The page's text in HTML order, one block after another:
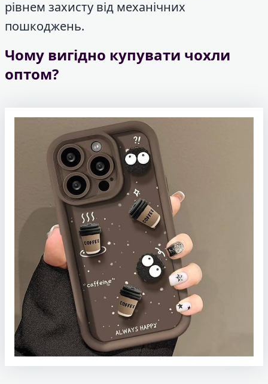
рівнем захисту від механічних
пошкоджень.
Чому вигідно купувати чохли
оптом?